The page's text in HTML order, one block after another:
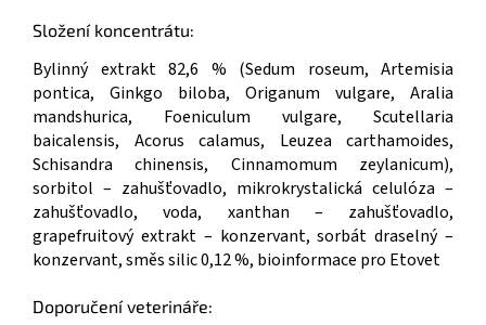
Složení koncentrátu:
Bylinný extrakt 82,6 % (Sedum roseum, Artemisia
pontica, Ginkgo biloba, Origanum vulgare, Aralia
mandshurica, Foeniculum vulgare, Scutellaria
baicalensis, Acorus calamus, Leuzea carthamoides,
Schisandra chinensis, Cinnamomum zeylanicum),
sorbitol – zahušťovadlo, mikrokrystalická celulóza –
zahušťovadlo, voda, xanthan – zahušťovadlo,
grapefruitový extrakt – konzervant, sorbát draselný –
konzervant, směs silic 0,12 %, bioinformace pro Etovet
Doporučení veterináře: